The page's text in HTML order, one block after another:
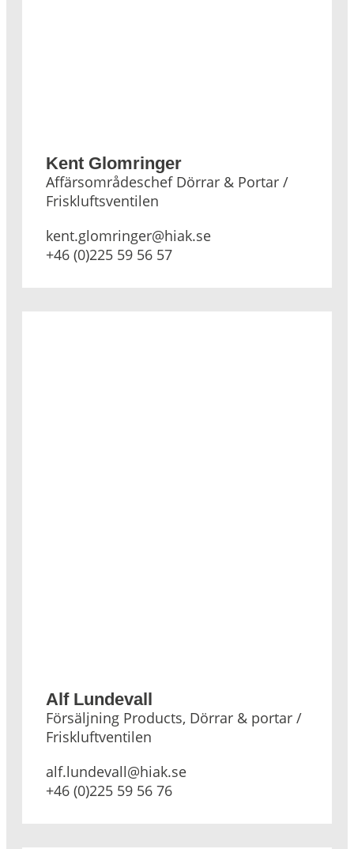
Kent Glomringer
Affärsområdeschef Dörrar & Portar /
Friskluftsventilen
kent.glomringer@hiak.se
+46 (0)225 59 56 57
Alf Lundevall
Försäljning Products, Dörrar & portar /
Friskluftventilen
alf.lundevall@hiak.se
+46 (0)225 59 56 76